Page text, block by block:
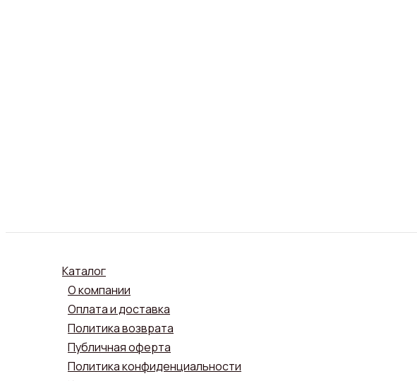
Каталог
О компании
Оплата и доставка
Политика возврата
Публичная оферта
Политика конфиденциальности